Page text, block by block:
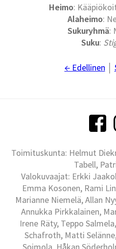
Heimo:
Alaheimo:
Sukuryhmä:
Suku:
← Edellinen
Toimituskunta: Helmut
Tabell,
Valokuvaajat: Erkki
Emma Kosonen, Rami
Marianne Niemelä, Allan
Annukka Pirkkalainen,
Irene Räty, Teppo
Schafroth, Matti